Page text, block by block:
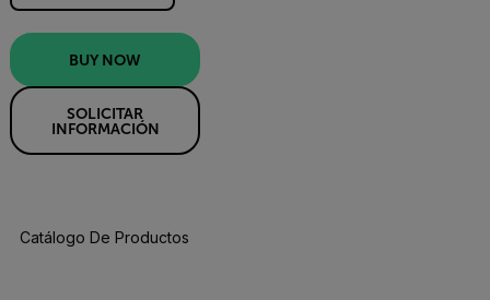
BUY NOW
SOLICITAR
INFORMACIÓN
Catálogo De Productos